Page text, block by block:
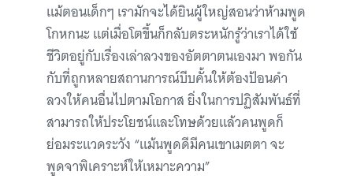
แม้ตอนเด็กๆ เรามักจะได้ยินผู้ใหญ่สอนว่าห้ามพูด
โกหกนะ แต่เมื่อโตขึ้นก็กลับตระหนักรู้ว่าเราได้ใช้
ชีวิตอยู่กับเรื่องเล่าลวงของอัตตาตนเองมา พอกัน
กับที่ถูกหลายสถานการณ์บีบคั้นให้ต้องป้อนคำ
ลวงให้คนอื่นไปตามโอกาส ยิ่งในการปฏิสัมพันธ์ที่
สามารถให้ประโยชน์และโทษด้วยแล้วคนพูดก็
ย่อมระแวดระวัง “แม้นพูดดีมีคนเขาเมตตา จะ
พูดจาพิเคราะห์ให้เหมาะความ”